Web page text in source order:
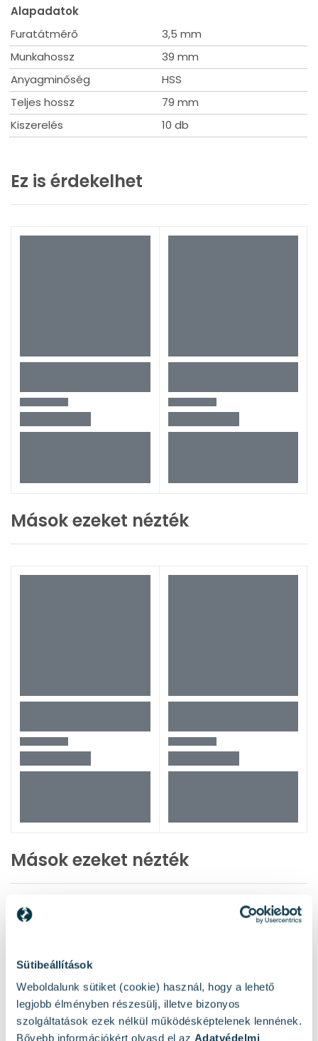
Sütibeállítások
Weboldalunk sütiket (cookie) használ, hogy a lehető
legjobb élményben részesülj, illetve bizonyos
szolgáltatások ezek nélkül működésképtelenek lennének.
Bővebb információkért olvasd el az Adatvédelmi
Alapadatok
Furatátmérő
3,5 mm
Munkahossz
39 mm
Anyagminőség
HSS
Teljes hossz
79 mm
Kiszerelés
10 db
Ez is érdekelhet
Mások ezeket nézték
Mások ezeket nézték